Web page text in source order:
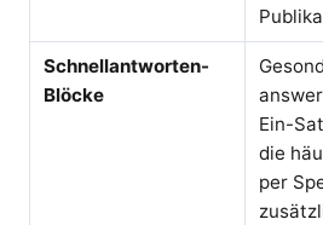
Schnellantworten-
Blöcke
Ein-
die
per